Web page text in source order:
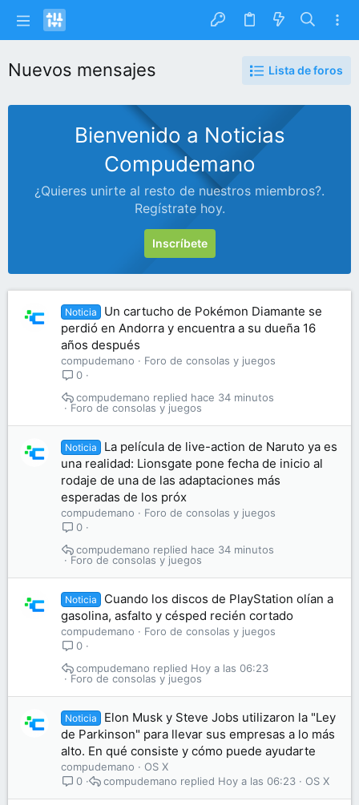
Nuevos mensajes Lista de foros
Bienvenido a Noticias
Compudemano
¿Quieres unirte al resto de nuestros miembros?.
Regístrate hoy.
Inscríbete
Noticia
Un cartucho de Pokémon Diamante se
perdió en Andorra y encuentra a su dueña 16
años después
compudemano
Foro de consolas y juegos
0
Foro de consolas y juegos
hace 34 minutos
compudemano
Noticia
La película de live-action de Naruto ya es
una realidad: Lionsgate pone fecha de inicio al
rodaje de una de las adaptaciones más
esperadas de los próx
compudemano
Foro de consolas y juegos
0
Foro de consolas y juegos
hace 34 minutos
compudemano
Noticia
Cuando los discos de PlayStation olían a
gasolina, asfalto y césped recién cortado
compudemano
Foro de consolas y juegos
0
Foro de consolas y juegos
Hoy a las 06:23
compudemano
Noticia
Elon Musk y Steve Jobs utilizaron la "Ley
de Parkinson" para llevar sus empresas a lo más
alto. En qué consiste y cómo puede ayudarte
compudemano
OS X
0
OS X
Hoy a las 06:23
compudemano